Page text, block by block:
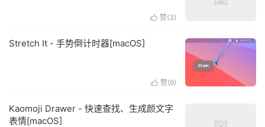
 赞(3)
Stretch It - 手势倒计时器[macOS]
 赞(9)
Kaomoji Drawer - 快速查找、生成颜文字
表情[macOS]